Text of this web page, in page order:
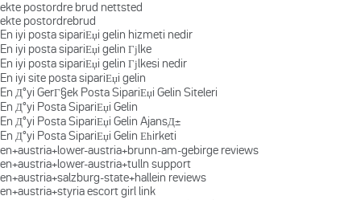
ekte postordre brud nettsted
ekte postordrebrud
En iyi posta sipariЕџi gelin hizmeti nedir
En iyi posta sipariЕџi gelin Гјlke
En iyi posta sipariЕџi gelin Гјlkesi nedir
En iyi site posta sipariЕџi gelin
En Д°yi GerГ§ek Posta SipariЕџi Gelin Siteleri
En Д°yi Posta SipariЕџi Gelin
En Д°yi Posta SipariЕџi Gelin AjansД±
En Д°yi Posta SipariЕџi Gelin Ећirketi
en+austria+lower-austria+brunn-am-gebirge reviews
en+austria+lower-austria+tulln support
en+austria+salzburg-state+hallein reviews
en+austria+styria escort girl link